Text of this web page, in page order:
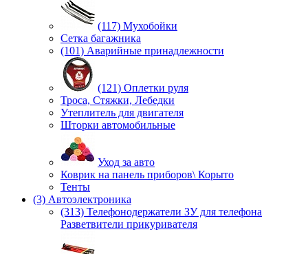
(117) Мухобойки
Сетка багажника
(101) Аварийные принадлежности
(121) Оплетки руля
Троса, Стяжки, Лебедки
Утеплитель для двигателя
Шторки автомобильные
Уход за авто
Коврик на панель приборов\ Корыто
Тенты
(3) Автоэлектроника
(313) Телефонодержатели ЗУ для телефона
Разветвители прикуривателя